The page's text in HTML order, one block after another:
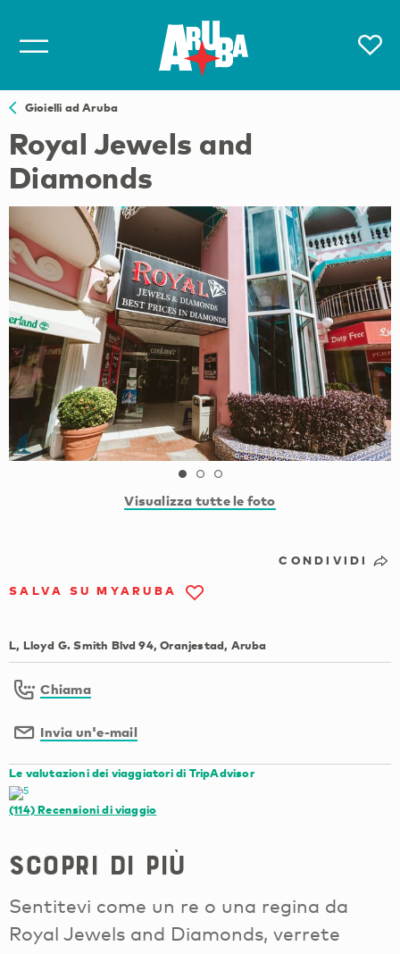
Gioielli ad Aruba
Royal Jewels and
Diamonds
Visualizza tutte le foto
CONDIVIDI
SALVA SU MYARUBA
L, Lloyd G. Smith Blvd 94, Oranjestad, Aruba
Chiama
Invia un'e-mail
Le valutazioni dei viaggiatori di TripAdvisor
(114)Recensioni di viaggio
Scopri di più
Sentitevi come un re o una regina da
Royal Jewels and Diamonds, verrete